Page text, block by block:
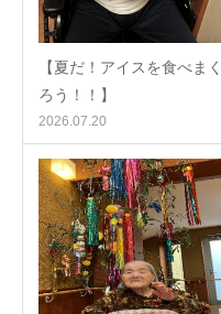
【夏だ！アイスを食べまく
ろう！！】
2026.07.20